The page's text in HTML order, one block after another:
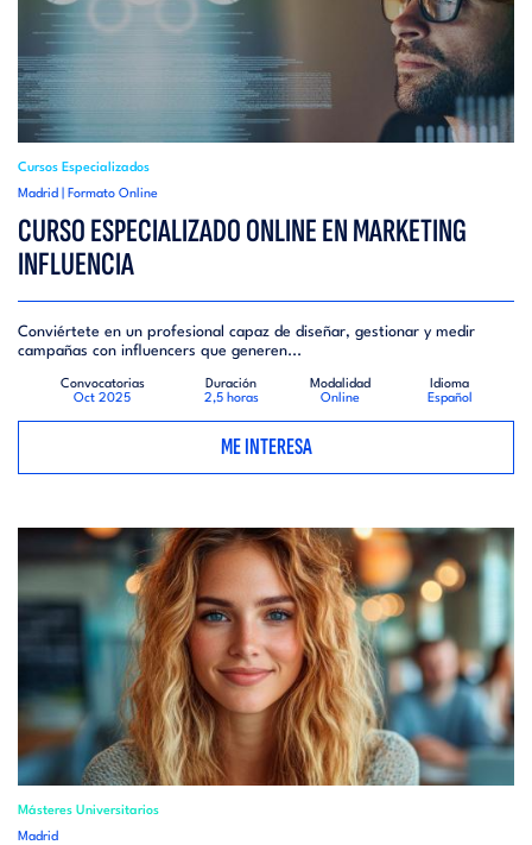
Cursos Especializados
Madrid | Formato Online
CURSO ESPECIALIZADO ONLINE EN MARKETING
INFLUENCIA
Conviértete en un profesional capaz de diseñar, gestionar y medir
campañas con influencers que generen...
Convocatorias
Oct 2025
Duración
2,5 horas
Modalidad
Online
Idioma
Español
ME INTERESA
Másteres Universitarios
Madrid